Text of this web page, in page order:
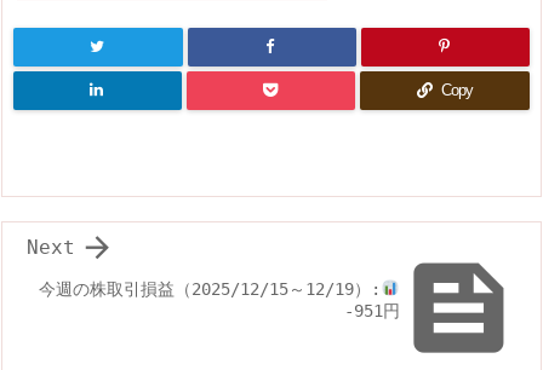
Copy

今週の株取引損益（2025/12/15～12/19）:
-951円

Next